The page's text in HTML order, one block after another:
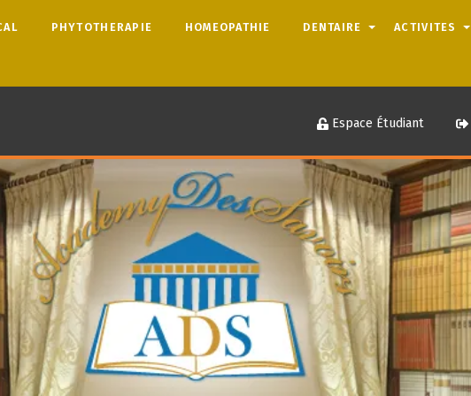
PHYTOTHERAPIE HOMEOPATHIE DENTAIRE ACTIVITES
Espace Étudiant